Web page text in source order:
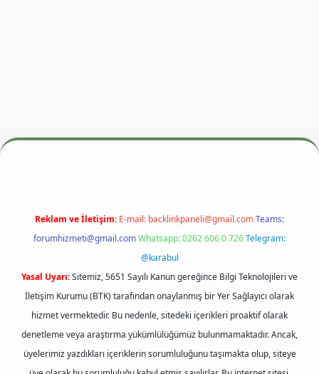
betexper.xyzm elexbet
Reklam ve İletişim: E-mail: backlinkpaneli@gmail.comTeams:
forumhizmeti@gmail.comWhatsapp: 0262 606 0 726Telegram:
@karabul
Yasal Uyarı:Sitemiz, 5651 Sayılı Kanun gereğince Bilgi Teknolojileri ve
İletişim Kurumu (BTK) tarafından onaylanmış bir Yer Sağlayıcı olarak
hizmet vermektedir. Bu nedenle, sitedeki içerikleri proaktif olarak
denetleme veya araştırma yükümlülüğümüz bulunmamaktadır. Ancak,
üyelerimiz yazdıkları içeriklerin sorumluluğunu taşımakta olup, siteye